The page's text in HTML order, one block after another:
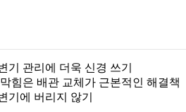
기 관리에 더욱 신경 쓰기
힘은 배관 교체가 근본적인 해결책
기에 버리지 않기